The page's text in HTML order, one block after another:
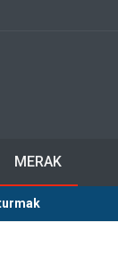
MERAK